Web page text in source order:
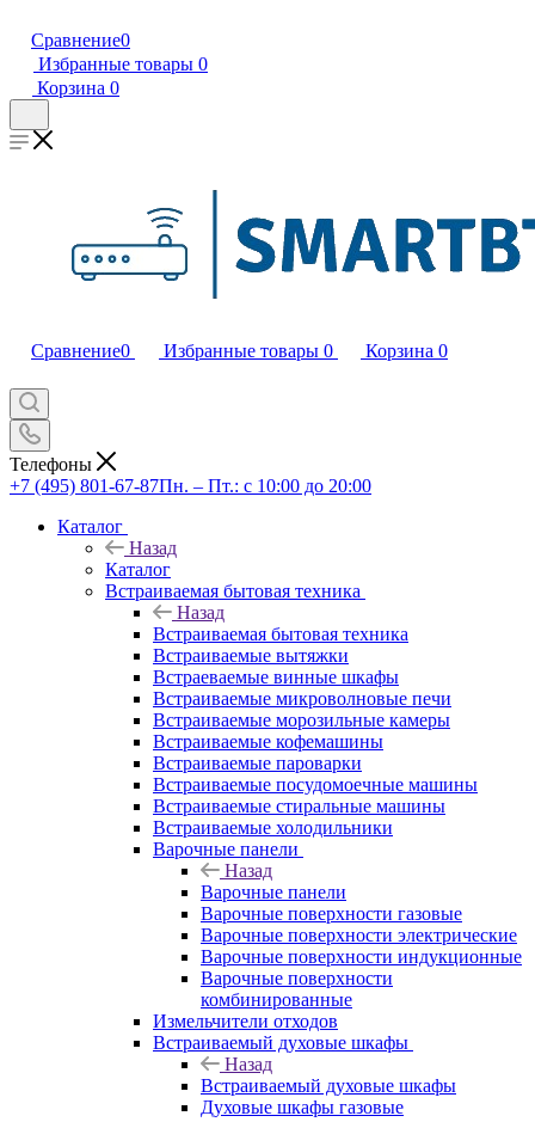
Сравнение0
Избранные товары 0
Корзина 0
Сравнение0 Избранные товары 0 Корзина 0
Телефоны
+7 (495) 801-67-87Пн. – Пт.: с 10:00 до 20:00
Каталог
Назад
Каталог
Встраиваемая бытовая техника
Назад
Встраиваемая бытовая техника
Встраиваемые вытяжки
Встраеваемые винные шкафы
Встраиваемые микроволновые печи
Встраиваемые морозильные камеры
Встраиваемые кофемашины
Встраиваемые пароварки
Встраиваемые посудомоечные машины
Встраиваемые стиральные машины
Встраиваемые холодильники
Варочные панели
Назад
Варочные панели
Варочные поверхности газовые
Варочные поверхности электрические
Варочные поверхности индукционные
Варочные поверхности
комбинированные
Измельчители отходов
Встраиваемый духовые шкафы
Назад
Встраиваемый духовые шкафы
Духовые шкафы газовые